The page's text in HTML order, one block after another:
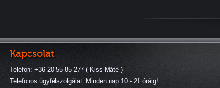
Kapcsolat
Telefon: +36 20 55 85 277 ( Kiss Máté )
Telefonos ügyfélszolgálat: Minden nap 10 - 21 óráig!